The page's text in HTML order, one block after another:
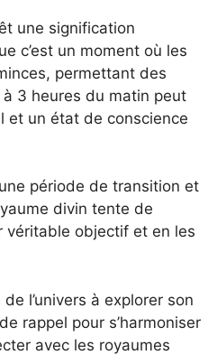
une signification
c’est un moment où les
permettant des
3 heures du matin peut
et un état de conscience
période de transition et
divin tente de
véritable objectif et en les
l’univers à explorer son
rappel pour s’harmoniser
avec les royaumes